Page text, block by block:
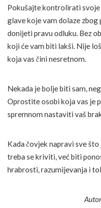
Pokušajte kontrolirati svoje
glave koje vam dolaze
donijeti pravu odluku. Bez
koji će vam biti lakši. Nije
koja vas čini nesretnom.
Nekada je bolje biti sam,
Oprostite osobi koja vas je
spremnom nastaviti vaš
Kada čovjek napravi sve
treba se kriviti, već biti
hrabrosti, razumijevanja i